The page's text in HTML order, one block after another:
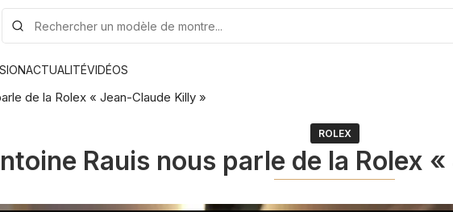
ACTUALITÉVIDÉOS
de la Rolex « Jean-Claude Killy »
ROLEX
Rauis nous parle de la Rolex